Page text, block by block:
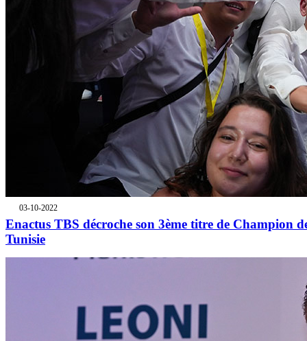
03-10-2022
Enactus TBS décroche son 3ème titre de Champion
Tunisie